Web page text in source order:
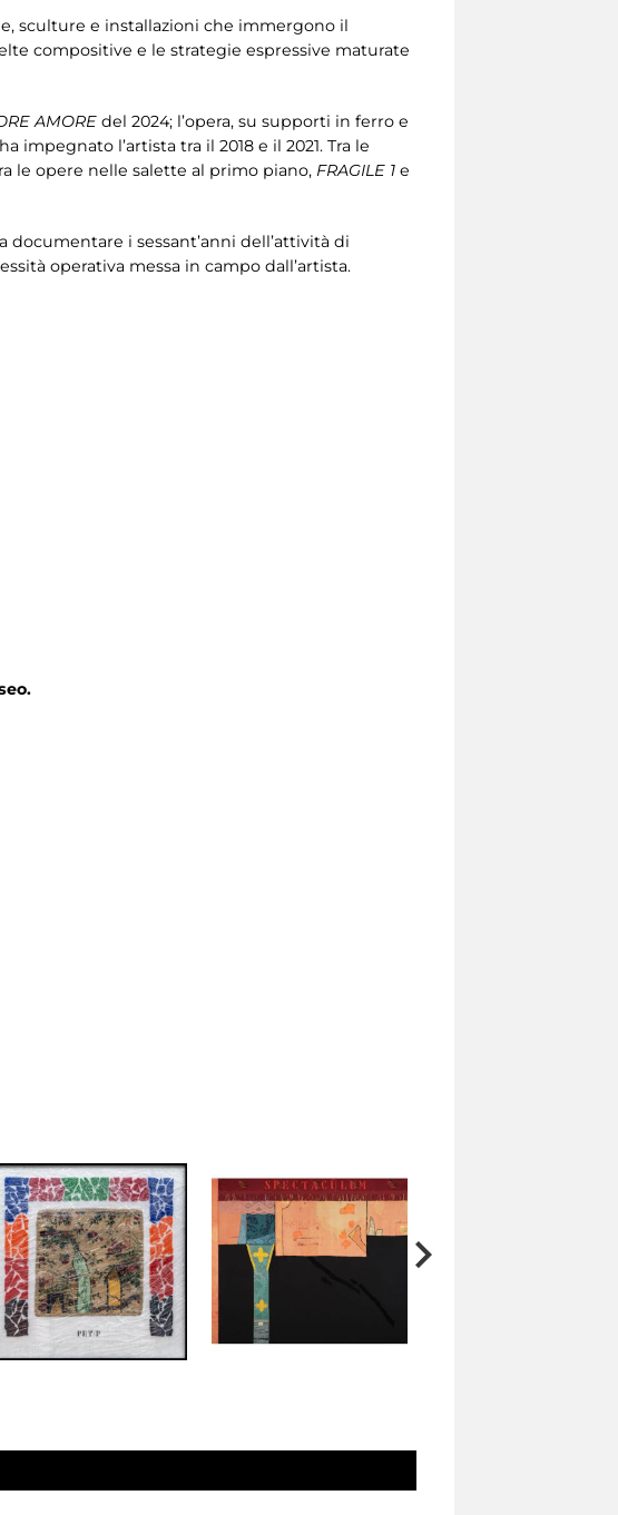
sculture e installazioni che immergono il
compositive e le strategie espressive maturate
AMORE del 2024; l’opera, su supporti in ferro e
impegnato l’artista tra il 2018 e il 2021. Tra le
le opere nelle salette al primo piano, FRAGILE 1 e
documentare i sessant’anni dell’attività di
operativa messa in campo dall’artista.